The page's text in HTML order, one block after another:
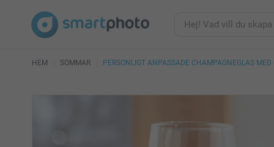
HEM SOMMAR PERSONLIGT ANPASSADE CHAMPAGNEGLAS MED